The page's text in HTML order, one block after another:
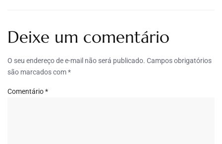
Deixe um comentário
O seu endereço de e-mail não será publicado. Campos obrigatórios
são marcados com*
Comentário*